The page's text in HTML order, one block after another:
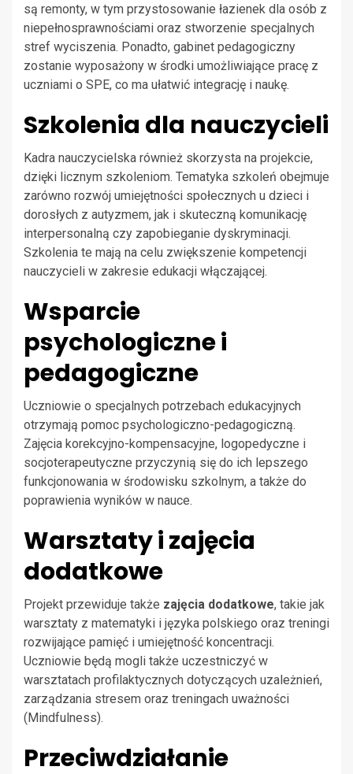
są remonty, w tym przystosowanie łazienek dla osób z
niepełnosprawnościami oraz stworzenie specjalnych
stref wyciszenia. Ponadto, gabinet pedagogiczny
zostanie wyposażony w środki umożliwiające pracę z
uczniami o SPE, co ma ułatwić integrację i naukę.
Szkolenia dla nauczycieli
Kadra nauczycielska również skorzysta na projekcie,
dzięki licznym szkoleniom. Tematyka szkoleń obejmuje
zarówno rozwój umiejętności społecznych u dzieci i
dorosłych z autyzmem, jak i skuteczną komunikację
interpersonalną czy zapobieganie dyskryminacji.
Szkolenia te mają na celu zwiększenie kompetencji
nauczycieli w zakresie edukacji włączającej.
Wsparcie
psychologiczne i
pedagogiczne
Uczniowie o specjalnych potrzebach edukacyjnych
otrzymają pomoc psychologiczno-pedagogiczną.
Zajęcia korekcyjno-kompensacyjne, logopedyczne i
socjoterapeutyczne przyczynią się do ich lepszego
funkcjonowania w środowisku szkolnym, a także do
poprawienia wyników w nauce.
Warsztaty i zajęcia
dodatkowe
Projekt przewiduje także zajęcia dodatkowe, takie jak
warsztaty z matematyki i języka polskiego oraz treningi
rozwijające pamięć i umiejętność koncentracji.
Uczniowie będą mogli także uczestniczyć w
warsztatach profilaktycznych dotyczących uzależnień,
zarządzania stresem oraz treningach uważności
(Mindfulness).
Przeciwdziałanie